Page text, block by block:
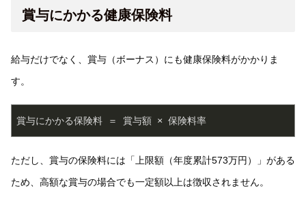
賞与にかかる健康保険料
給与だけでなく、賞与（ボーナス）にも健康保険料がかかりま
す。
ただし、賞与の保険料には「上限額（年度累計573万円）」がある
ため、高額な賞与の場合でも一定額以上は徴収されません。